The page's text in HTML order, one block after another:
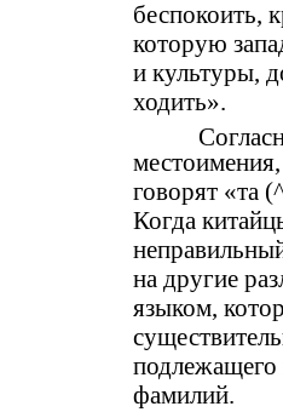
беспокоить,
которую
и культуры,
ходить».
говорят «та
Когда
на другие
языком,
подлежащего
фамилий.